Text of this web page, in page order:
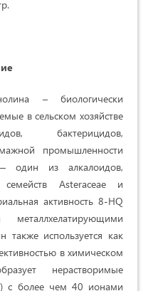
– биологически
в сельском хозяйстве
бактерицидов,
промышленности
один из алкалоидов,
Asteraceae и
активность 8-HQ
также используется как
в химическом
нерастворимые
с более чем 40 ионами